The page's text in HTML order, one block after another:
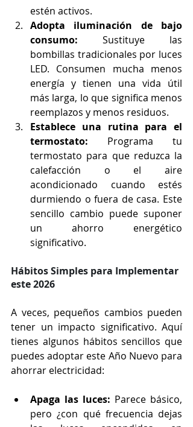
estén activos.
Adopta iluminación de bajo
consumo: Sustituye las
bombillas tradicionales por luces
LED. Consumen mucha menos
energía y tienen una vida útil
más larga, lo que significa menos
reemplazos y menos residuos.
Establece una rutina para el
termostato: Programa tu
termostato para que reduzca la
calefacción o el aire
acondicionado cuando estés
durmiendo o fuera de casa. Este
sencillo cambio puede suponer
un ahorro energético
significativo.
Hábitos Simples para Implementar
este 2026
A veces, pequeños cambios pueden
tener un impacto significativo. Aquí
tienes algunos hábitos sencillos que
puedes adoptar este Año Nuevo para
ahorrar electricidad:
Apaga las luces: Parece básico,
pero ¿con qué frecuencia dejas